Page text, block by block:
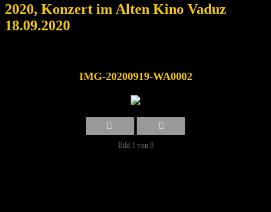
2020, Konzert im Alten Kino Vaduz
18.09.2020
IMG-20200919-WA0002
Bild 1 von 9